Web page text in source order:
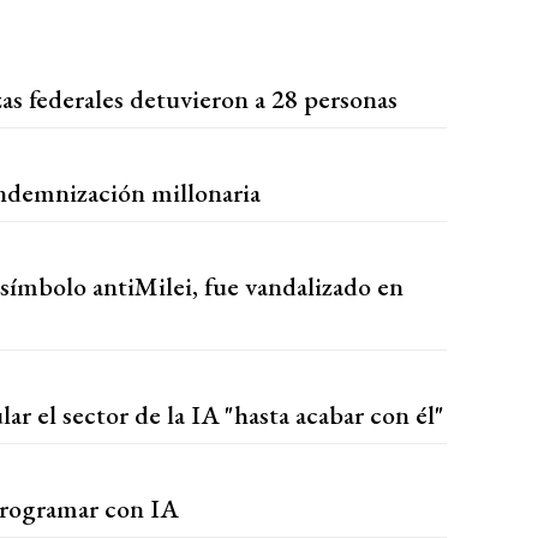
federales detuvieron a 28 personas
millonaria
antiMilei, fue vandalizado en
el sector de la IA "hasta acabar con él"
con IA